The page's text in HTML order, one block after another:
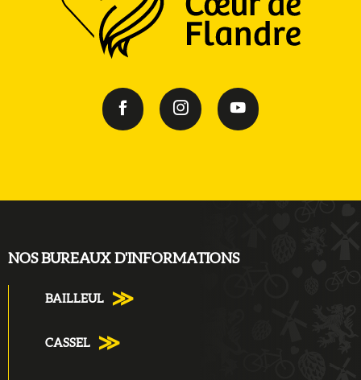
NOS BUREAUX D'INFORMATIONS
BAILLEUL
CASSEL